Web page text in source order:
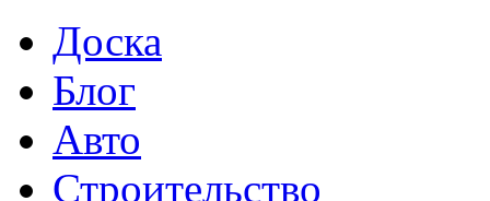
Доска
Блог
Авто
Строительство